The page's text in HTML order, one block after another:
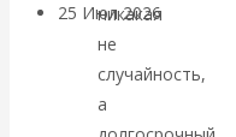
25 Июл 2026
Валентин
никакая
не
случайность,
а